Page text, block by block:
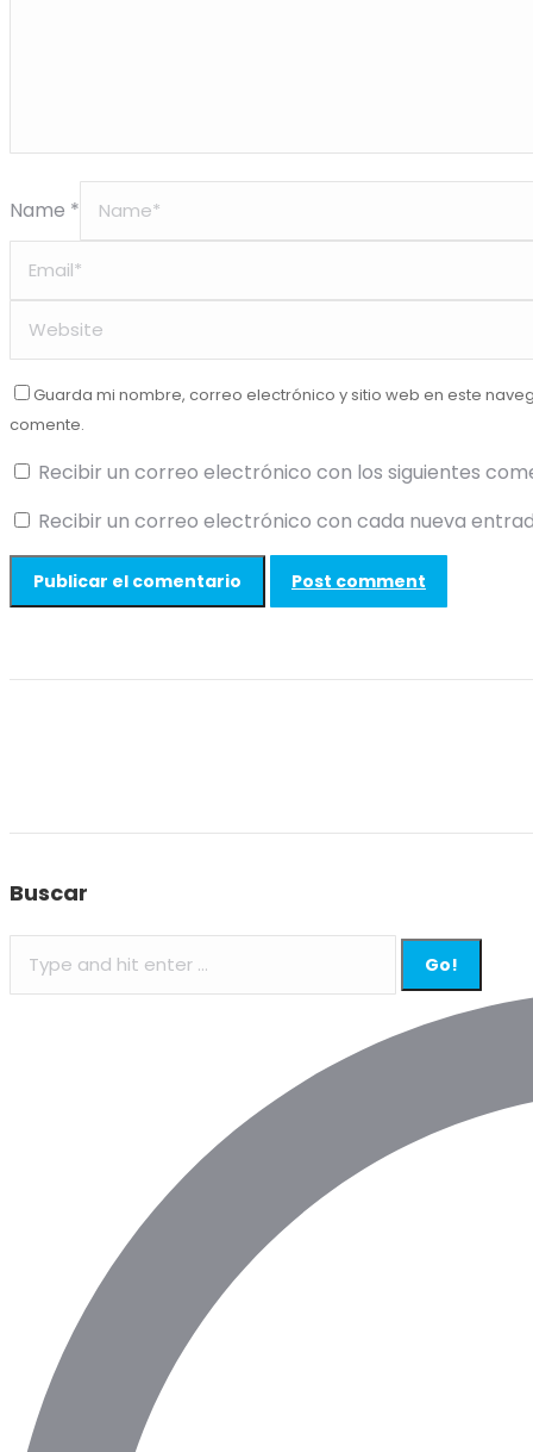
Name *
Guarda mi nombre, correo electrónico y sitio web en este
comente.
Recibir un correo electrónico con los siguientes
Recibir un correo electrónico con cada nueva
Post comment
Buscar